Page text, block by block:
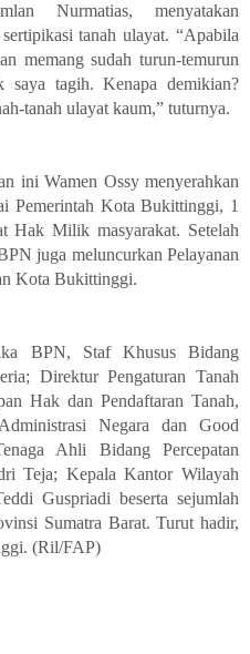
Nurmatias, menyatakan
tanah ulayat. “Apabila
memang sudah turun-temurun
saya tagih. Kenapa demikian?
tanah ulayat kaum,” tuturnya.
ini Wamen Ossy menyerahkan
Pemerintah Kota Bukittinggi, 1
Hak Milik masyarakat. Setelah
juga meluncurkan Pelayanan
Kota Bukittinggi.
BPN, Staf Khusus Bidang
Direktur Pengaturan Tanah
Hak dan Pendaftaran Tanah,
Negara dan Good
Ahli Bidang Percepatan
Teja; Kepala Kantor Wilayah
Guspriadi beserta sejumlah
Sumatra Barat. Turut hadir,
(Ril/FAP)